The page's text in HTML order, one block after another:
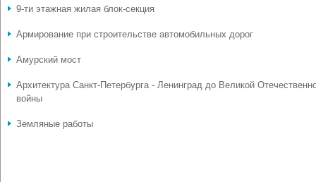
9-ти этажная жилая блок-секция
Армирование при строительстве автомобильных дорог
Амурский мост
Архитектура Санкт-Петербурга - Ленинград до Великой
войны
Земляные работы